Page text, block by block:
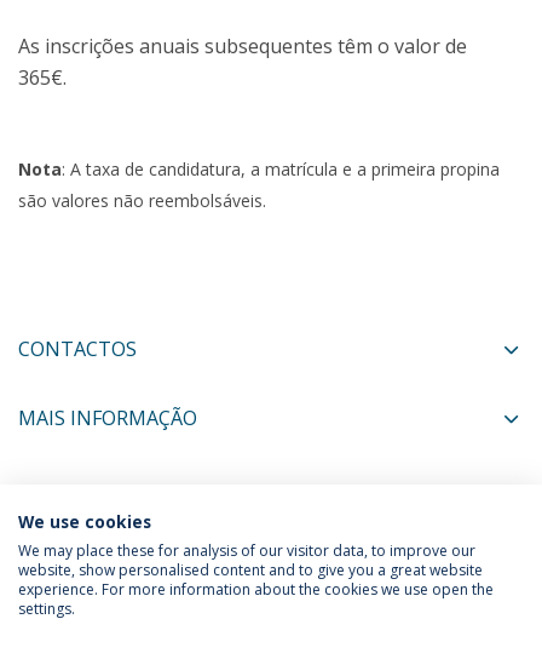
As inscrições anuais subsequentes têm o valor de
365€.
Nota: A taxa de candidatura, a matrícula e a primeira propina
são valores não reembolsáveis.
CONTACTOS
MAIS INFORMAÇÃO
COORDENADORES
Política de Privacidade
Termos & Condições
We use cookies
We may place these for analysis of our visitor data, to improve our
website, show personalised content and to give you a great website
experience. For more information about the cookies we use open the
settings.